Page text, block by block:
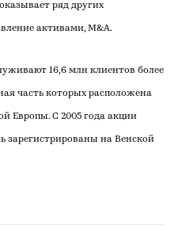
ряд других
активами, M&A.
16,6 млн клиентов более
часть которых расположена
Европы. С 2005 года акции
зарегистрированы на Венской